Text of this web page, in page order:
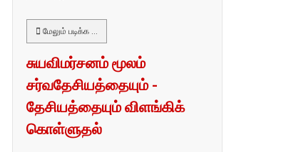
மேலும் படிக்க …
சுயவிமர்சனம் மூலம்
சர்வதேசியத்தையும் -
தேசியத்தையும் விளங்கிக்
கொள்ளுதல்